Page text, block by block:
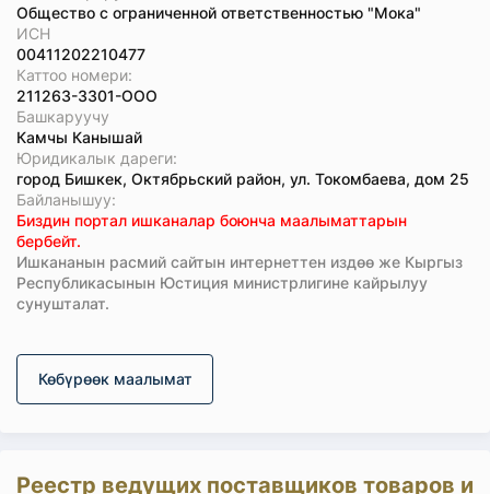
Общество с ограниченной ответственностью "Мока"
ИСН
00411202210477
Каттоо номери:
211263-3301-ООО
Башкаруучу
Камчы Канышай
Юридикалык дареги:
город Бишкек, Октябрьский район, ул. Токомбаева, дом 25
Байланышуу:
Биздин портал ишканалар боюнча маалыматтарын
бербейт.
Ишкананын расмий сайтын интернеттен издөө же Кыргыз
Республикасынын Юстиция министрлигине кайрылуу
сунушталат.
Көбүрөөк маалымат
Реестр ведущих поставщиков товаров и